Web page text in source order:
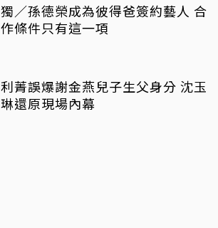
獨／孫德榮成為彼得爸簽約藝人 合
作條件只有這一項
利菁誤爆謝金燕兒子生父身分 沈玉
琳還原現場內幕